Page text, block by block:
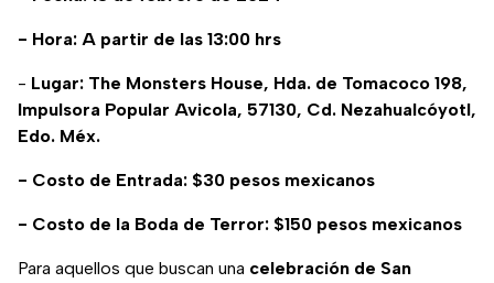
- Hora: A partir de las 13:00 hrs
- Lugar: The Monsters House, Hda. de Tomacoco 198,
Impulsora Popular Avicola, 57130, Cd. Nezahualcóyotl,
Edo. Méx.
- Costo de Entrada: $30 pesos mexicanos
- Costo de la Boda de Terror: $150 pesos mexicanos
Para aquellos que buscan una celebración de San